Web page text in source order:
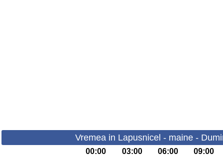
Vremea in Lapusnicel - maine -
00:00 03:00 06:00 09:00